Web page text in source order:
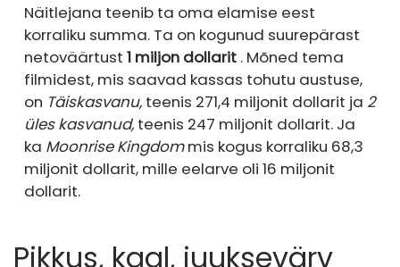
Näitlejana teenib ta oma elamise eest
korraliku summa. Ta on kogunud suurepärast
netoväärtust 1 miljon dollarit . Mõned tema
filmidest, mis saavad kassas tohutu austuse,
on Täiskasvanu, teenis 271,4 miljonit dollarit ja 2
üles kasvanud, teenis 247 miljonit dollarit. Ja
ka Moonrise Kingdommis kogus korraliku 68,3
miljonit dollarit, mille eelarve oli 16 miljonit
dollarit.
Pikkus, kaal, juuksevärv